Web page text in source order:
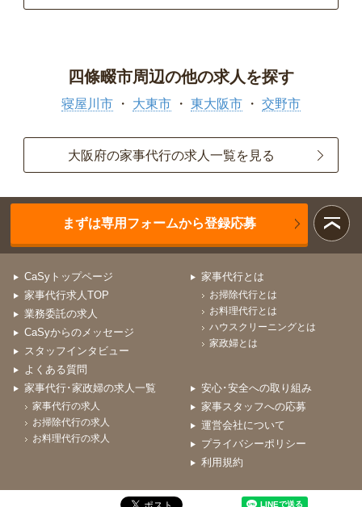
四條畷市周辺の他の求人を探す
寝屋川市 大東市 東大阪市 交野市
大阪府の家事代行の求人一覧を見る
まずは専用フォームから登録応募
CaSyトップページ
家事代行求人TOP
業務委託の求人
CaSyからのメッセージ
スタッフインタビュー
よくある質問
家事代行とは
お掃除代行とは
お料理代行とは
ハウスクリーニングとは
家政婦とは
家事代行･家政婦の求人一覧
家事代行の求人
お掃除代行の求人
お料理代行の求人
安心･安全への取り組み
家事スタッフへの応募
運営会社について
プライバシーポリシー
利用規約